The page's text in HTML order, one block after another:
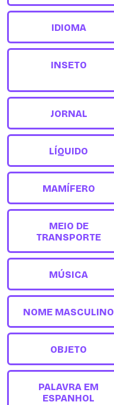
IDIOMA
INSETO
JORNAL
LÍQUIDO
MAMÍFERO
MEIO DE
TRANSPORTE
MÚSICA
NOME MASCULINO
OBJETO
PALAVRA EM
ESPANHOL